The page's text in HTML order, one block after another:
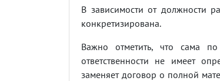
В зависимости от должности
конкретизирована.
Важно отметить, что сама
ответственности не имеет
заменяет договор о полной